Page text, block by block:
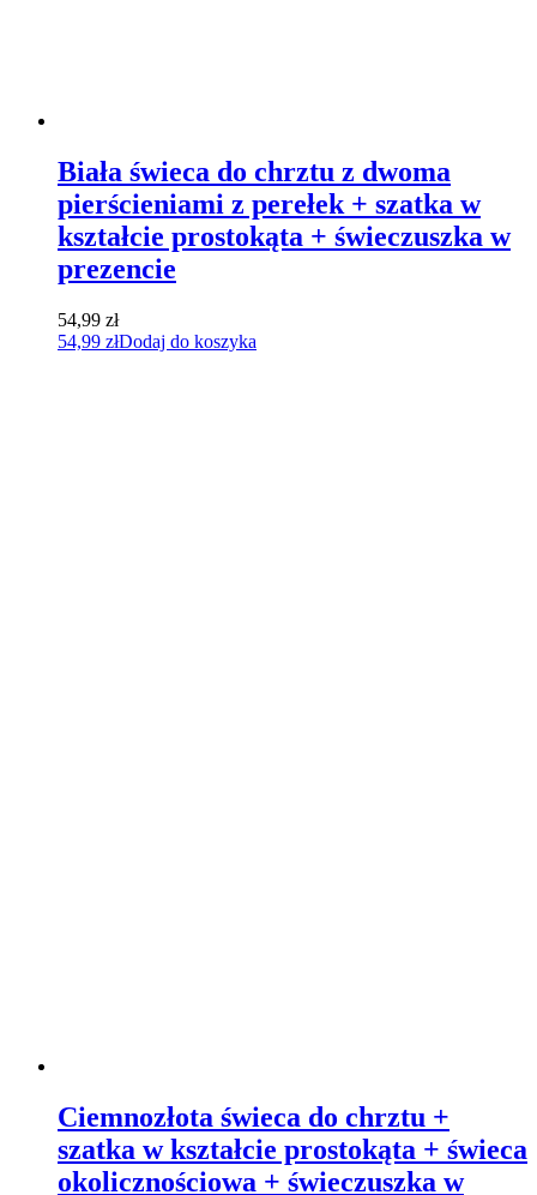
Biała świeca do chrztu z dwoma
pierścieniami z perełek + szatka w
kształcie prostokąta + świeczuszka w
prezencie
54,99 zł
54,99 złDodaj do koszyka
Ciemnozłota świeca do chrztu +
szatka w kształcie prostokąta + świeca
okolicznościowa + świeczuszka w